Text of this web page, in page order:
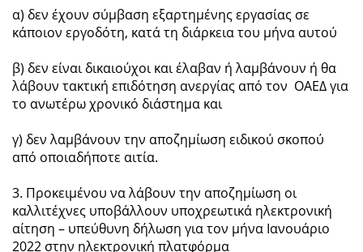
α) δεν έχουν σύμβαση εξαρτημένης εργασίας σε
κάποιον εργοδότη, κατά τη διάρκεια του μήνα αυτού
β) δεν είναι δικαιούχοι και έλαβαν ή λαμβάνουν ή θα
λάβουν τακτική επιδότηση ανεργίας από τον ΟΑΕΔ για
το ανωτέρω χρονικό διάστημα και
γ) δεν λαμβάνουν την αποζημίωση ειδικού σκοπού
από οποιαδήποτε αιτία.
3. Προκειμένου να λάβουν την αποζημίωση οι
καλλιτέχνες υποβάλλουν υποχρεωτικά ηλεκτρονική
αίτηση – υπεύθυνη δήλωση για τον μήνα Ιανουάριο
2022 στην ηλεκτρονική πλατφόρμα